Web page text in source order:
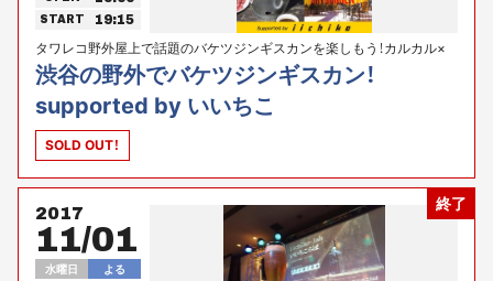
START 19:15
タワレコ野外屋上で話題のバケツジンギスカンを楽しもう！カルカル×
タワーレコード スカイガーデン
渋谷の野外でバケツジンギスカン！
supported by いいちこ
SOLD OUT！
終了
2017
11/01
水曜日 よる